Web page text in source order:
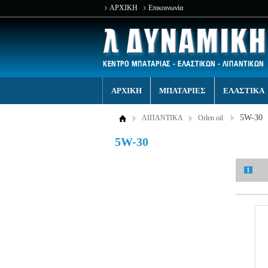
ΑΡΧΙΚΗ Επικοινωνία
ΑΡΧΙΚΗ ΜΠΑΤΑΡΙΕΣ ΕΛΑΣΤΙΚΑ
ΛΙΠΑΝΤΙΚΑ Orlen oil 5W-30
5W-30
1